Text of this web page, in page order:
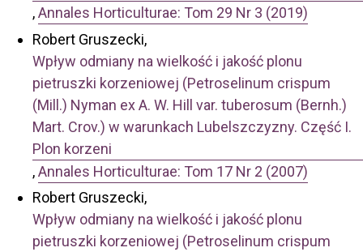
,Annales Horticulturae: Tom 29 Nr 3 (2019)
Robert Gruszecki,
Wpływ odmiany na wielkość i jakość plonu
pietruszki korzeniowej (Petroselinum crispum
(Mill.) Nyman ex A. W. Hill var. tuberosum (Bernh.)
Mart. Crov.) w warunkach Lubelszczyzny. Część I.
Plon korzeni
,Annales Horticulturae: Tom 17 Nr 2 (2007)
Robert Gruszecki,
Wpływ odmiany na wielkość i jakość plonu
pietruszki korzeniowej (Petroselinum crispum